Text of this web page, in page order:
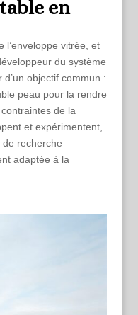
en
l’enveloppe vitrée, et
du système
objectif commun :
peau pour la rendre
de la
et expérimentent,
de recherche
adaptée à la